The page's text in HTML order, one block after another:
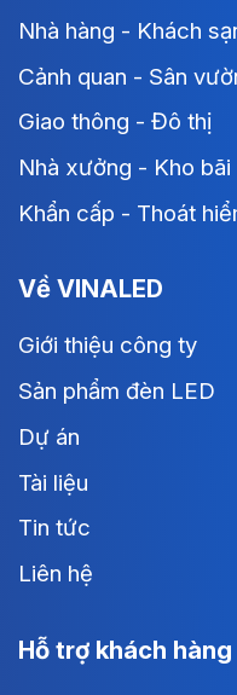
Nhà hàng - Khách
Cảnh quan - Sân
Giao thông - Đô thị
Nhà xưởng - Kho bãi
Khẩn cấp - Thoát
Về VINALED
Giới thiệu công ty
Sản phẩm đèn LED
Dự án
Tài liệu
Tin tức
Liên hệ
Hỗ trợ khách hàng